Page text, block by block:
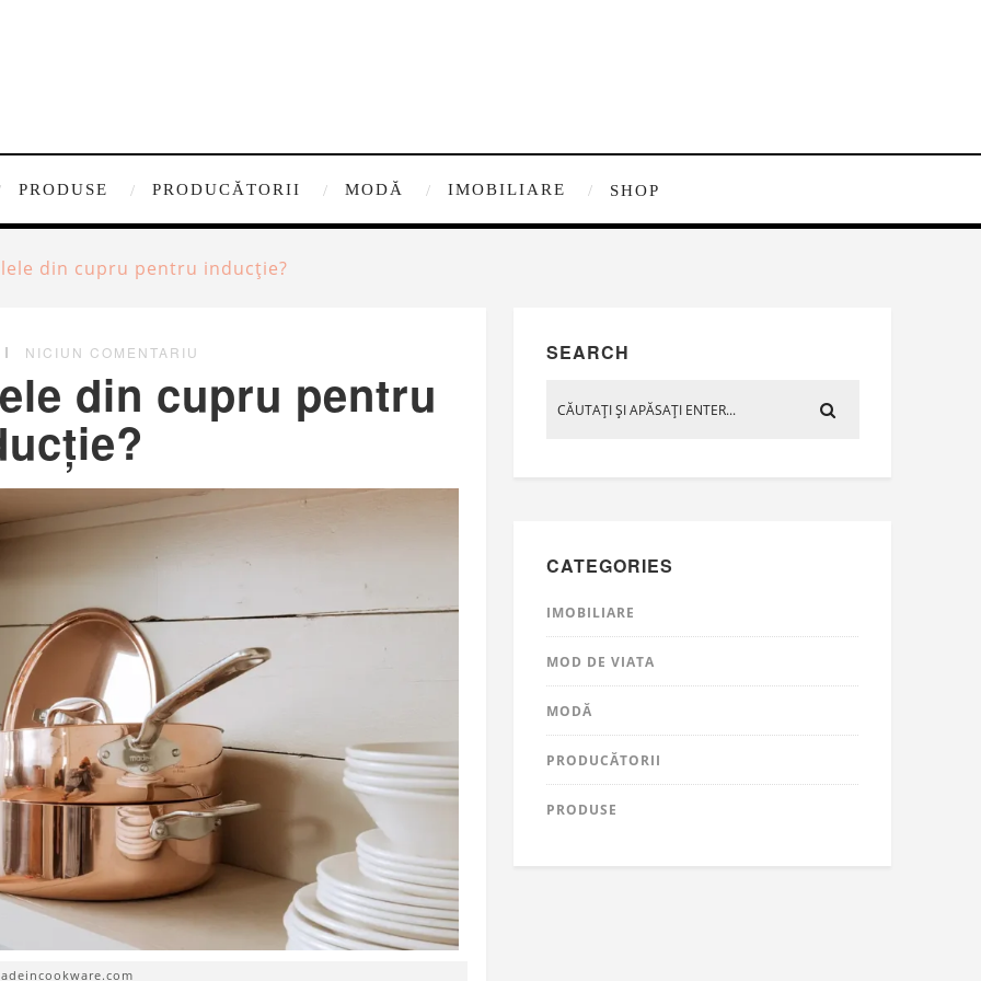
PRODUSE PRODUCĂTORII MODĂ IMOBILIARE SHOP
din cupru pentru inducție?
NICIUN COMENTARIU
din cupru pentru
SEARCH
CATEGORIES
IMOBILIARE
MOD DE VIATA
MODĂ
PRODUCĂTORII
PRODUSE